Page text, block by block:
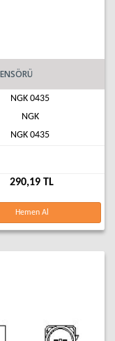
NGK 0435
NGK
NGK 0435
290,19 TL
Hemen Al